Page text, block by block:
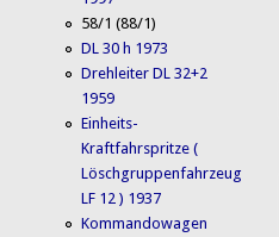
58/1 (88/1)
DL 30 h 1973
Drehleiter DL 32+2
1959
Einheits-
Kraftfahrspritze (
Löschgruppenfahrzeug
LF 12 ) 1937
Kommandowagen